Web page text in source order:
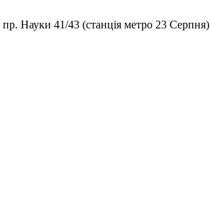
пр. Науки 41/43 (станція метро 23 Серпня)